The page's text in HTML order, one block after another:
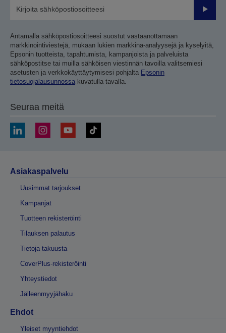
Lähetä
Antamalla sähköpostiosoitteesi suostut vastaanottamaan
markkinointiviestejä, mukaan lukien markkina-analyysejä ja kyselyitä,
Epsonin tuotteista, tapahtumista, kampanjoista ja palveluista
sähköpostitse tai muilla sähköisen viestinnän tavoilla valitsemiesi
asetusten ja verkkokäyttäytymisesi pohjalta Epsonin
tietosuojalausunnossa kuvatulla tavalla.
Seuraa meitä
Asiakaspalvelu
Uusimmat tarjoukset
Kampanjat
Tuotteen rekisteröinti
Tilauksen palautus
Tietoja takuusta
CoverPlus-rekisteröinti
Yhteystiedot
Jälleenmyyjähaku
Ehdot
Yleiset myyntiehdot